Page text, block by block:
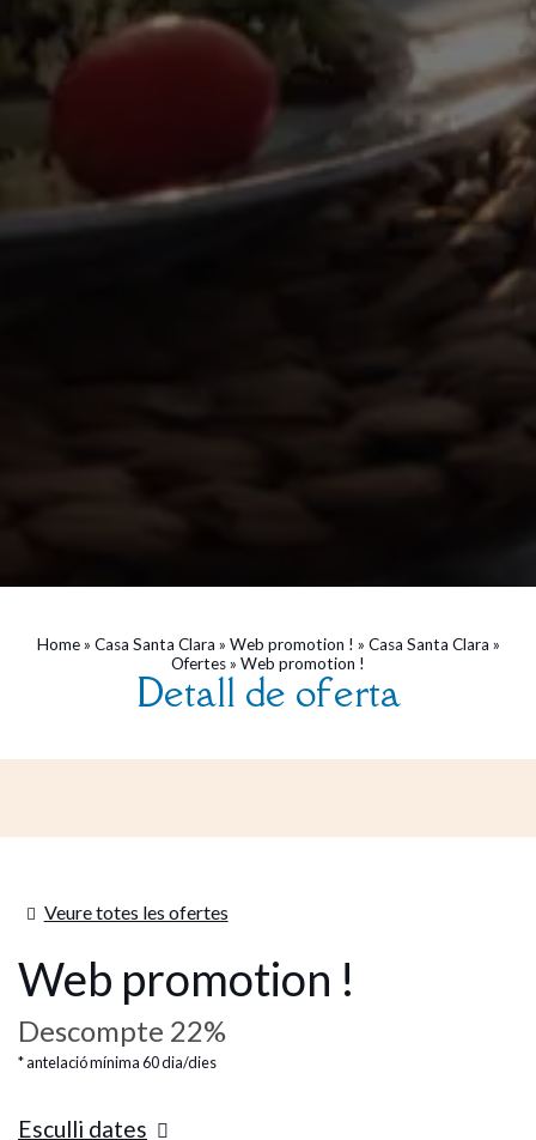
Home» Casa Santa Clara » Web promotion ! » Casa Santa Clara »
Ofertes» Web promotion !
Detall de oferta
Veure totes les ofertes
Web promotion !
Descompte 22%
antelació mínima 60 dia/dies
Esculli dates